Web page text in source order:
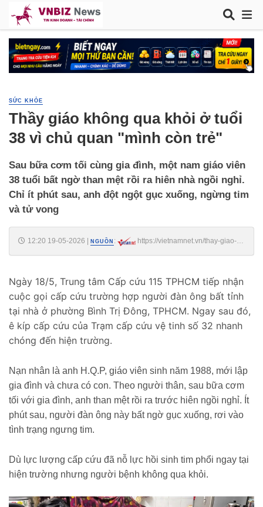
SỨC KHỎE
Thầy giáo không qua khỏi ở tuổi
38 vì chủ quan "mình còn trẻ"
Sau bữa cơm tối cùng gia đình, một nam giáo viên
38 tuổi bất ngờ than mệt rồi ra hiên nhà ngồi nghỉ.
Chỉ ít phút sau, anh đột ngột gục xuống, ngừng tim
và tử vong
12:20 19-05-2026 NGUỒN :
https://vietnamnet.vn/thay-giao-
Ngày 18/5, Trung tâm Cấp cứu 115 TPHCM tiếp nhận
cuộc gọi cấp cứu trường hợp người đàn ông bất tỉnh
tại nhà ở phường Bình Trị Đông, TPHCM. Ngay sau đó,
ê kíp cấp cứu của Trạm cấp cứu vệ tinh số 32 nhanh
chóng đến hiện trường.
Nạn nhân là anh H.Q.P, giáo viên sinh năm 1988, mới lập
gia đình và chưa có con. Theo người thân, sau bữa cơm
tối với gia đình, anh than mệt rồi ra trước hiên ngồi nghỉ. Ít
phút sau, người đàn ông này bất ngờ gục xuống, rơi vào
tình trạng ngưng tim.
Dù lực lượng cấp cứu đã nỗ lực hồi sinh tim phổi ngay tại
hiện trường nhưng người bệnh không qua khỏi.